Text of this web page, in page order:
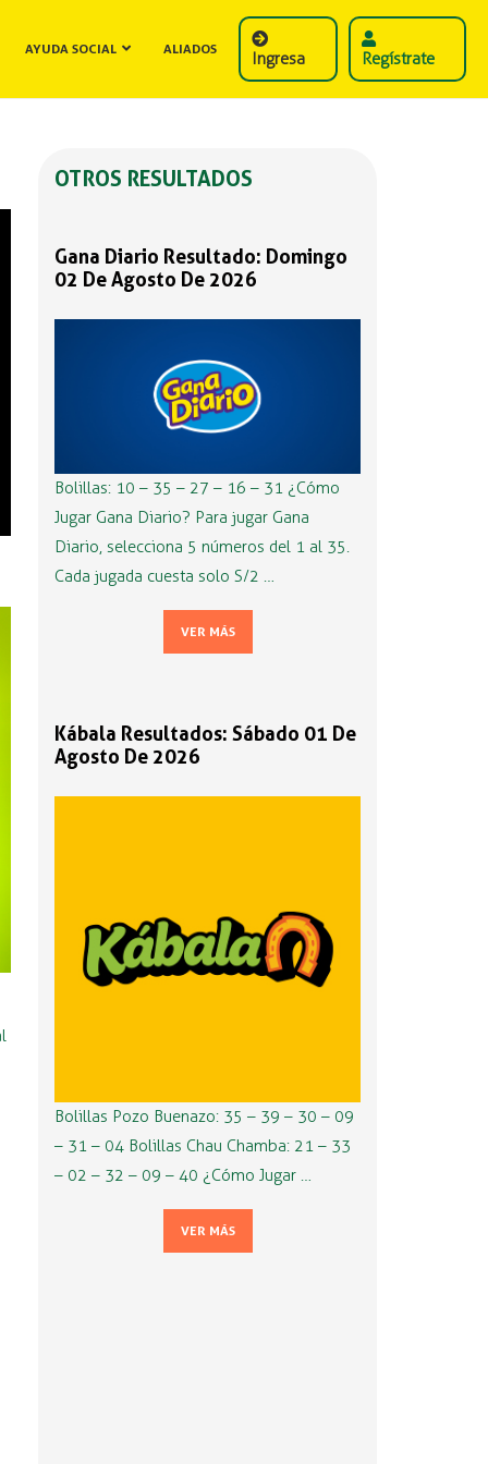
AYUDA SOCIAL ALIADOS Ingresa Regístrate
OTROS RESULTADOS
Gana Diario Resultado: Domingo
02 De Agosto De 2026
Bolillas: 10 – 35 – 27 – 16 – 31 ¿Cómo
Jugar Gana Diario? Para jugar Gana
Diario, selecciona 5 números del 1 al 35.
Cada jugada cuesta solo S/2 …
VER MÁS
Kábala Resultados: Sábado 01 De
Agosto De 2026
Bolillas Pozo Buenazo: 35 – 39 – 30 – 09
– 31 – 04 Bolillas Chau Chamba: 21 – 33
– 02 – 32 – 09 – 40 ¿Cómo Jugar …
VER MÁS